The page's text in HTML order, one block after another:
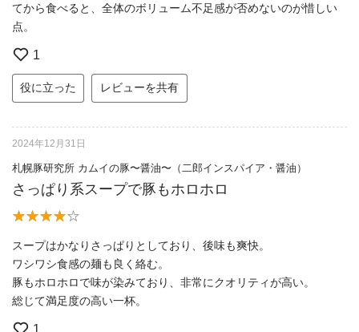
てから食べると、全体のボリューム不足感が否めないのが惜しい
点。
1
役に立った レビューを共有
2024年12月31日
札幌豚研究所 カムイの豚〜醤油〜（二郎インスパイア・醤油）
さっぱり系スープで豚もホロホロ
スープはかなりさっぱりとしており、後味も爽快。
ワシワシ食感の麺も良く絡む。
豚もホロホロで味が染みており、非常にクオリティが高い。
総じて満足度の高い一杯。
1